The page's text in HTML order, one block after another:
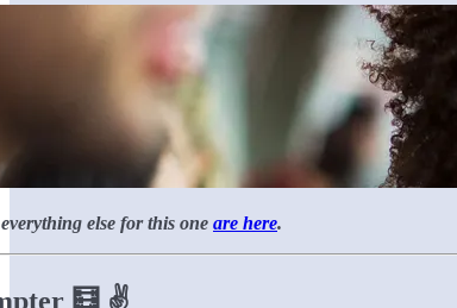
else for this one are here.
🧮 ✌️